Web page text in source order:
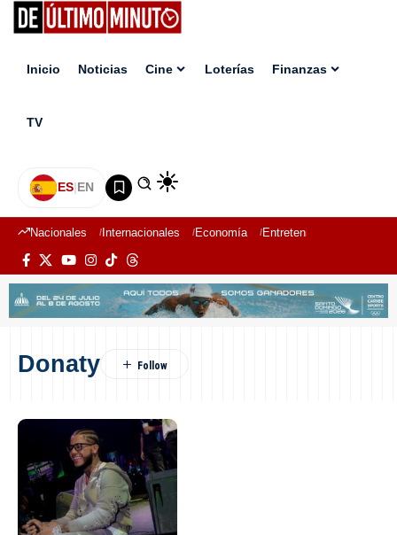
Inicio Noticias Cine Loterías Finanzas
TV
ES|EN
Nacionales Internacionales Economía Entretenimiento
Donaty